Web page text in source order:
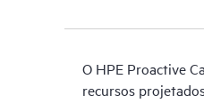
O HPE Proactive
recursos